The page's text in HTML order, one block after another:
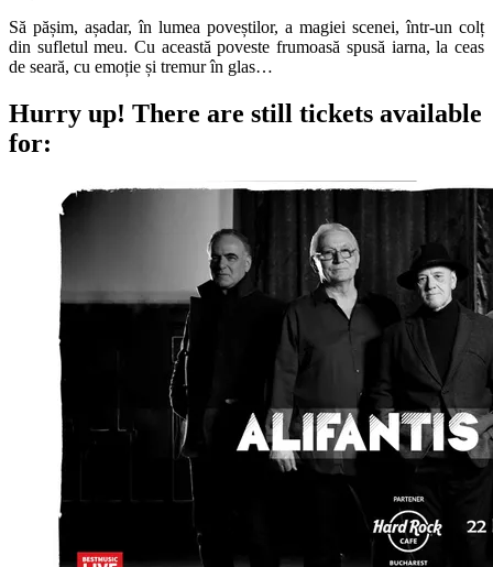
Să pășim, așadar, în lumea poveștilor, a magiei scenei, într-un colț
din sufletul meu. Cu această poveste frumoasă spusă iarna, la ceas
de seară, cu emoție și tremur în glas…
Hurry up! There are still tickets available
for: